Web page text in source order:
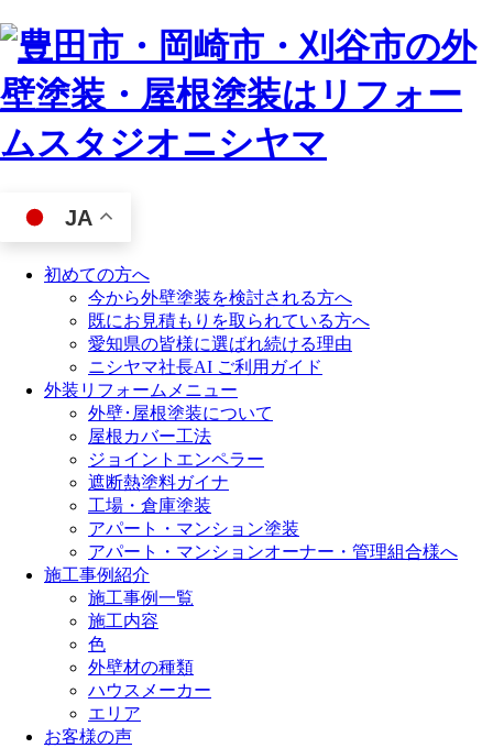
JA
初めての方へ
今から外壁塗装を検討される方へ
既にお見積もりを取られている方へ
愛知県の皆様に選ばれ続ける理由
ニシヤマ社長AI ご利用ガイド
外装リフォームメニュー
外壁･屋根塗装について
屋根カバー工法
ジョイントエンペラー
遮断熱塗料ガイナ
工場・倉庫塗装
アパート・マンション塗装
アパート・マンションオーナー・管理組合様へ
施工事例紹介
施工事例一覧
施工内容
色
外壁材の種類
ハウスメーカー
エリア
お客様の声